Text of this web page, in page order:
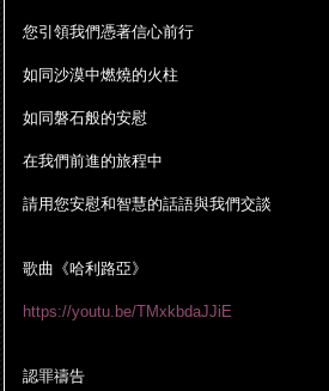
您引領我們憑著信心前行
如同沙漠中燃燒的火柱
如同磐石般的安慰
在我們前進的旅程中
請用您安慰和智慧的話語與我們交談
歌曲《哈利路亞》
https://youtu.be/TMxkbdaJJiE
認罪禱告